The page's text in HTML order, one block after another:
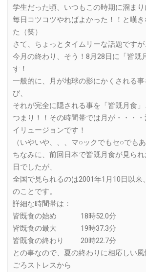
学生だった頃、いつもこの時期に溜ま
毎日コツコツやればよかった！！と嘆
た（笑）
さて、ちょっとタイムリーな話題ですが
今月の終わり、そう！8月28日に「皆既
す！
一般的に、月が地球の影にかくされる
び、
それが完全に隠される事を「皆既月食」
つまり！！その時間帯では月が・・・・
イリュージョンです！
（いやいや、、、マ○ックでもセ○でもあ
ちなみに、前回日本で皆既月食が見ら
日でしたが、
全国で見られるのは2001年1月10日以来
のことです。
詳細な時間帯は：
皆既食の始め 18時52.0分
皆既食の最大 19時37.3分
皆既食の終わり 20時22.7分
との事なので、夏の終わりに相応しい
ごろストレスから